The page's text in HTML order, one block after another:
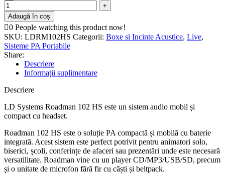
Adaugă în coș
0 People watching this product now!
SKU: LDRM102HS Categorii: Boxe si Incinte Acustice, Live,
Sisteme PA Portabile
Share:
Descriere
Informații suplimentare
Descriere
LD Systems Roadman 102 HS este un sistem audio mobil și
compact cu headset.
Roadman 102 HS este o soluție PA compactă și mobilă cu baterie
integrată. Acest sistem este perfect potrivit pentru animatori solo,
biserici, școli, conferințe de afaceri sau prezentări unde este necesară
versatilitate. Roadman vine cu un player CD/MP3/USB/SD, precum
și o unitate de microfon fără fir cu căști și beltpack.